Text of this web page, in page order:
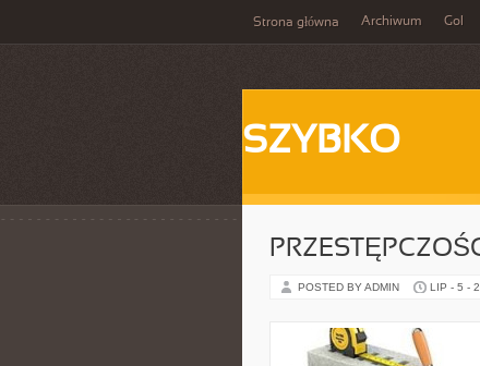
Strona główna Archiwum Gol
SZYBKO
POSTED BY ADMIN LIP - 5 -